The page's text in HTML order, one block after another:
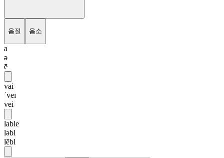
음절 음소
a
ə
ē
vai
ˈveɪ
vei
lable
ləbl
lēbl